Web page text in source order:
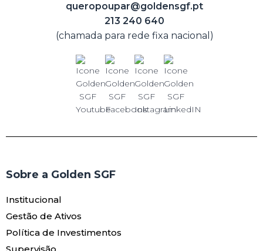
queropoupar@goldensgf.pt
213 240 640
(chamada para rede fixa nacional)
Sobre a Golden SGF
Institucional
Gestão de Ativos
Política de Investimentos